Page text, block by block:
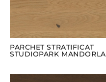
PARCHET STRATIFICAT
STUDIOPARK MANDORLA